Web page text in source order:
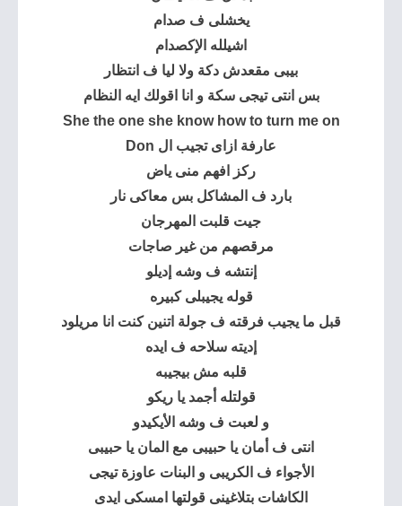
يخشلى ف صدام
اشيلله الإكصدام
بيبى مقعدش دكة ولا ليا ف انتظار
بس انتى تيجى سكة و انا اقولك ايه النظام
She the one she know how to turn me on
عارفة ازاى تجيب ال Don
ركز افهم منى ياض
بارد ف المشاكل بس معاكى نار
جيت قلبت المهرجان
مرقصهم من غير صاجات
إنتشه ف وشه إديلو
قوله يجيبلى كبيره
قبل ما يجيب فرقته ف جولة اتنين كنت انا مريلود
إديته سلاحه ف ايده
قلبه مش بيجيبه
قولتله أجمد يا ريكو
و لعبت ف وشه الأيكيدو
انتى ف أمان يا حبيبى مع المان يا حبيبى
الأجواء ف الكريبى و البنات عاوزة تيجى
الكاشات بتلاغينى قولتها امسكى ايدى